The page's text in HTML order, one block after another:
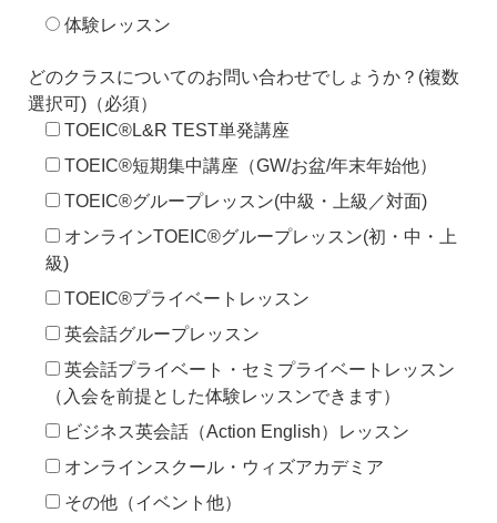
体験レッスン
どのクラスについてのお問い合わせでしょうか？(複数
選択可)（必須）
TOEIC®L&R TEST単発講座
TOEIC®短期集中講座（GW/お盆/年末年始他）
TOEIC®グループレッスン(中級・上級／対面)
オンラインTOEIC®グループレッスン(初・中・上
級)
TOEIC®プライベートレッスン
英会話グループレッスン
英会話プライベート・セミプライベートレッスン
（入会を前提とした体験レッスンできます）
ビジネス英会話（Action English）レッスン
オンラインスクール・ウィズアカデミア
その他（イベント他）